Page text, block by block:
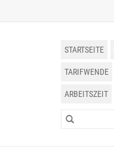
STARTSEITE
TARIFWENDE
ARBEITSZEIT